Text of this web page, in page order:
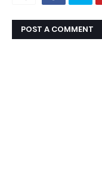
POST A COMMENT